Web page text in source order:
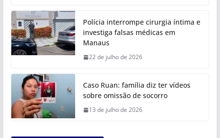
Polícia interrompe cirurgia íntima e
investiga falsas médicas em
Manaus
22 de julho de 2026
Caso Ruan: família diz ter vídeos
sobre omissão de socorro
13 de julho de 2026